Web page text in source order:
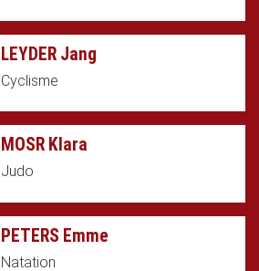
LEYDER Jang
Cyclisme
MOSR Klara
Judo
PETERS Emme
Natation